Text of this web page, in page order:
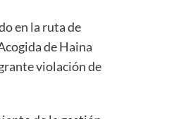
en la ruta de
de Haina
violación de